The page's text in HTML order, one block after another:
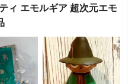
ィ エモルギア 超次元エモ